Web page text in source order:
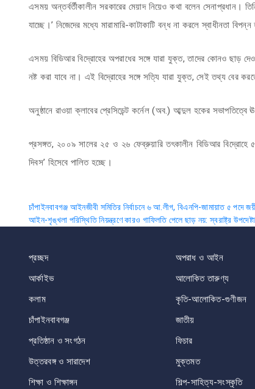
এসময় অন্তর্বর্তীকালীন সরকারের মেয়াদ নিয়েও কথা বলেন
যাচ্ছে।’ নিজেদের মধ্যে মারামারি-কাটাকাটি বন্ধ না করলে স্বাধীনতা
এসময় বিডিআর বিদ্রোহের অপরাধের সঙ্গে যারা যুক্ত, তাদের কোনও ছাড়
নষ্ট করা যাবে না। এই বিদ্রোহের সঙ্গে সত্যি যারা যুক্ত, সেই তথ্য বের
অনুষ্ঠানে রাওয়া ক্লাবের প্রেসিডেন্ট কর্নেল (অব.) আব্দুল হকের সভাপতিত্বে
প্রসঙ্গত, ২০০৯ সালের ২৫ ও ২৬ ফেব্রুয়ারি তৎকালীন বিডিআর বিদ্রোহে
দিবস’ হিসেবে পালিত হচ্ছে।
Post
navigation
চাঁপাইনবাবগঞ্জ আইনজীবী সমিতির নির্বাচনে ৬ আ.লীগ, বিএনপি-জামায়াত ৫ পদে
আইন-শৃঙ্খলা পরিস্থিতি নিয়ন্ত্রণে কারও গাফিলতি পেলে ছাড় নয়: স্বরাষ্ট্র উপদেষ্টা
প্রচ্ছদ অপরাধ ও আইন
আর্কাইভ
আলোকিত তারুণ্য
কলাম
কৃতি-আলোকিত-গুণীজন
চাঁপাইনবাবগঞ্জ
জাতীয়
প্রতিষ্ঠান ও সংগঠন
ফিচার
উত্তরবঙ্গ ও সারাদেশ
মুক্তমত
শিক্ষা ও শিক্ষাঙ্গন
শিল্প-সাহিত্য-সংস্কৃতি